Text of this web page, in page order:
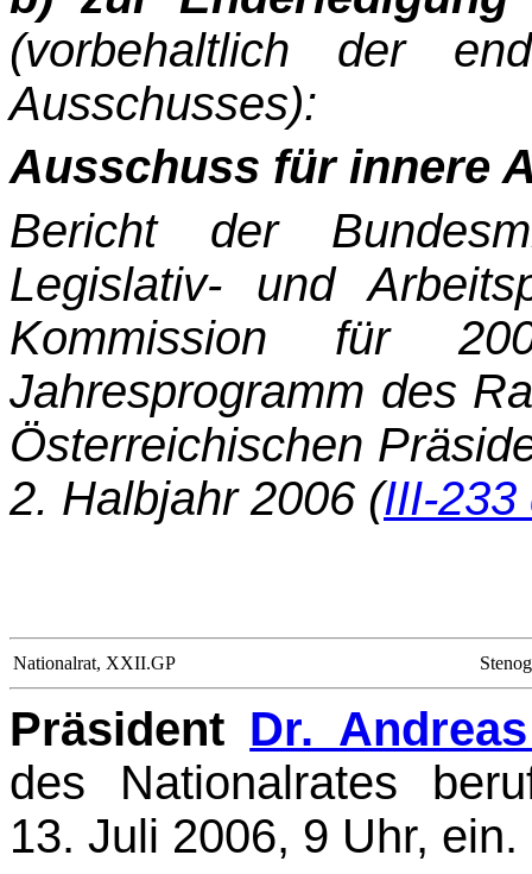
(vorbehaltlich der
Ausschusses):
Ausschuss für innere
Bericht der
Legislativ- und
Kommission für
Jahresprogramm des
Österreichischen
2. Halbjahr 2006 (III-233
Nationalrat, XXII.GP
Präsident Dr.
des Nationalrates
13. Juli 2006, 9 Uhr, ein.